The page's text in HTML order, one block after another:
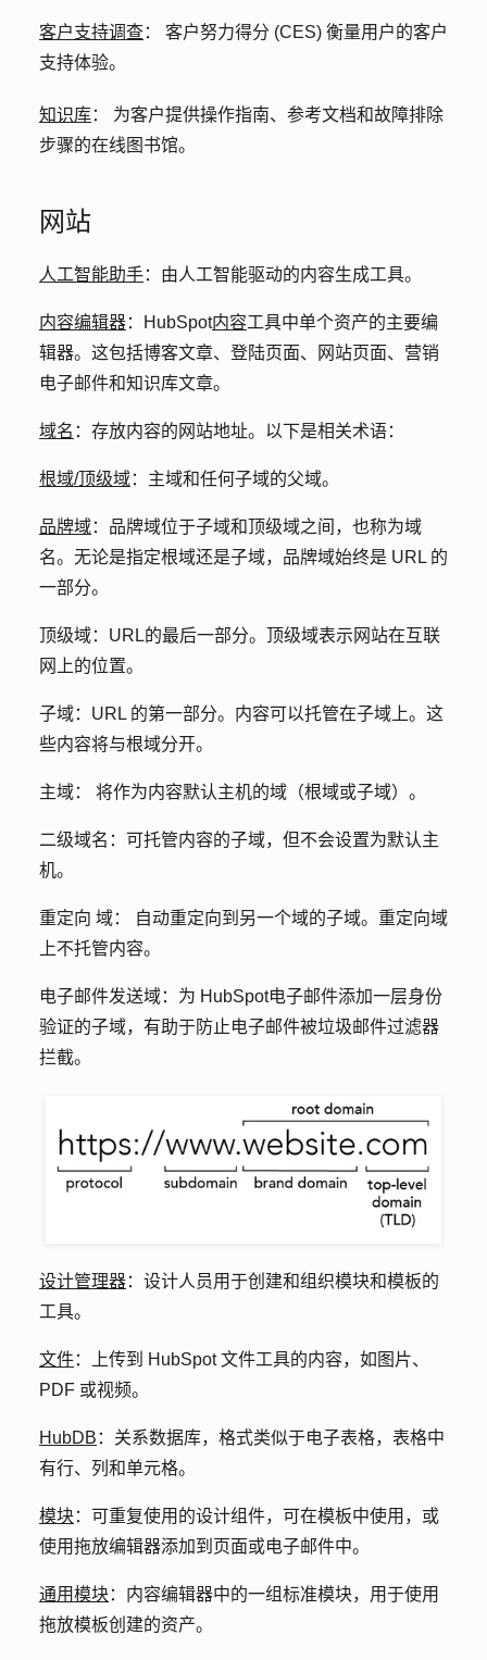
客户支持调查： 客户努力得分 (CES) 衡量用户的客户
支持体验。
知识库： 为客户提供操作指南、参考文档和故障排除
步骤的在线图书馆。
网站
人工智能助手： 由人工智能驱动的内容生成工具。
内容编辑器： HubSpot内容工具中单个资产的主要编
辑器。这包括博客文章、登陆页面、网站页面、营销
电子邮件和知识库文章。
域名 ： 存放内容的网站地址。以下是相关术语：
根域/顶级域： 主域和任何子域的父域。
品牌域： 品牌域位于子域和顶级域之间，也称为域
名。无论是指定根域还是子域，品牌域始终是 URL 的
一部分。
顶级域：URL的最后一部分。顶级域表示网站在互联
网上的位置。
子域：URL 的第一部分。内容可以托管在子域上。这
些内容将与根域分开。
主域： 将作为内容默认主机的域（根域或子域）。
二级域名： 可托管内容的子域，但不会设置为默认主
机。
重定向 域：
自动重定向到另一个域的子域。重定向域
上不托管内容。
电子邮件发送域： 为 HubSpot电子邮件添加一层身份
验证的子域，有助于防止电子邮件被垃圾邮件过滤器
拦截。
设计管理器： 设计人员用于创建和组织模块和模板的
工具。
文件：
上传到 HubSpot 文件工具的内容，如图片、
PDF 或视频。
HubDB ： 关系数据库，格式类似于电子表格，表格中
有行、列和单元格。
模块： 可重复使用的设计组件，可在模板中使用，或
使用拖放编辑器添加到页面或电子邮件中。
通用模块： 内容编辑器中的一组标准模块，用于使用
拖放模板创建的资产。